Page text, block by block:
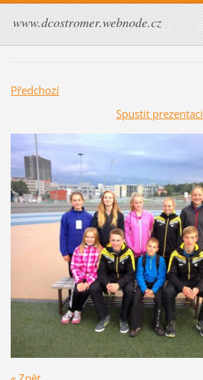
www.dcostromer.webnode.cz
Předchozí
Spustit prezentaci